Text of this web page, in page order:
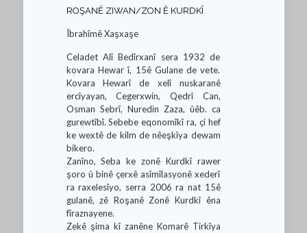
ROŞANÊ ZIWAN/ZON Ê KURDKÎ
Îbrahîmê Xaşxaşe
Celadet Alî Bedîrxanî sera 1932 de
kovara Hewar î, 15ê Gulane de vete.
Kovara Hewarî de xelî nuskaranê
ercîyayan, Cegerxwin, Qedrî Can,
Osman Sebrî, Nuredin Zaza, ûêb. ca
gurewtîbî. Sebebe eqonomîkî ra, çi hef
ke wextê de kilm de nêeşkîya dewam
bikero.
Zanîno, Seba ke zonê Kurdkî rawer
şoro û binê çerxê asîmîlasyonê xederî
ra raxelesîyo, serra 2006 ra nat 15ê
gulanê, zê Roşanê Zonê Kurdkî êna
fîraznayene.
Zekê şima kî zanêne Komarê Tirkîya